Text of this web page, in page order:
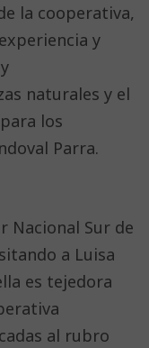
la cooperativa,
y
naturales y el
los
Parra.
Nacional Sur de
a Luisa
es tejedora
al rubro